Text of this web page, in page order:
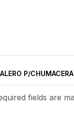
P/
fields are